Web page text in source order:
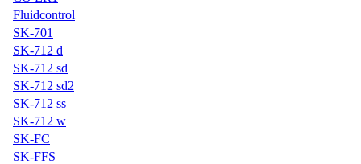
Fluidcontrol
SK-701
SK-712 d
SK-712 sd
SK-712 sd2
SK-712 ss
SK-712 w
SK-FC
SK-FFS